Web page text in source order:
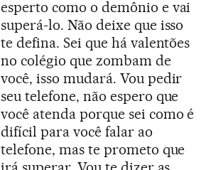
esperto como o demônio e vai
superá-lo. Não deixe que isso
te defina. Sei que há valentões
no colégio que zombam de
você, isso mudará. Vou pedir
seu telefone, não espero que
você atenda porque sei como é
difícil para você falar ao
telefone, mas te prometo que